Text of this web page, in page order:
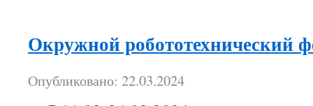
Окружной робототехнический
Опубликовано: 22.03.2024